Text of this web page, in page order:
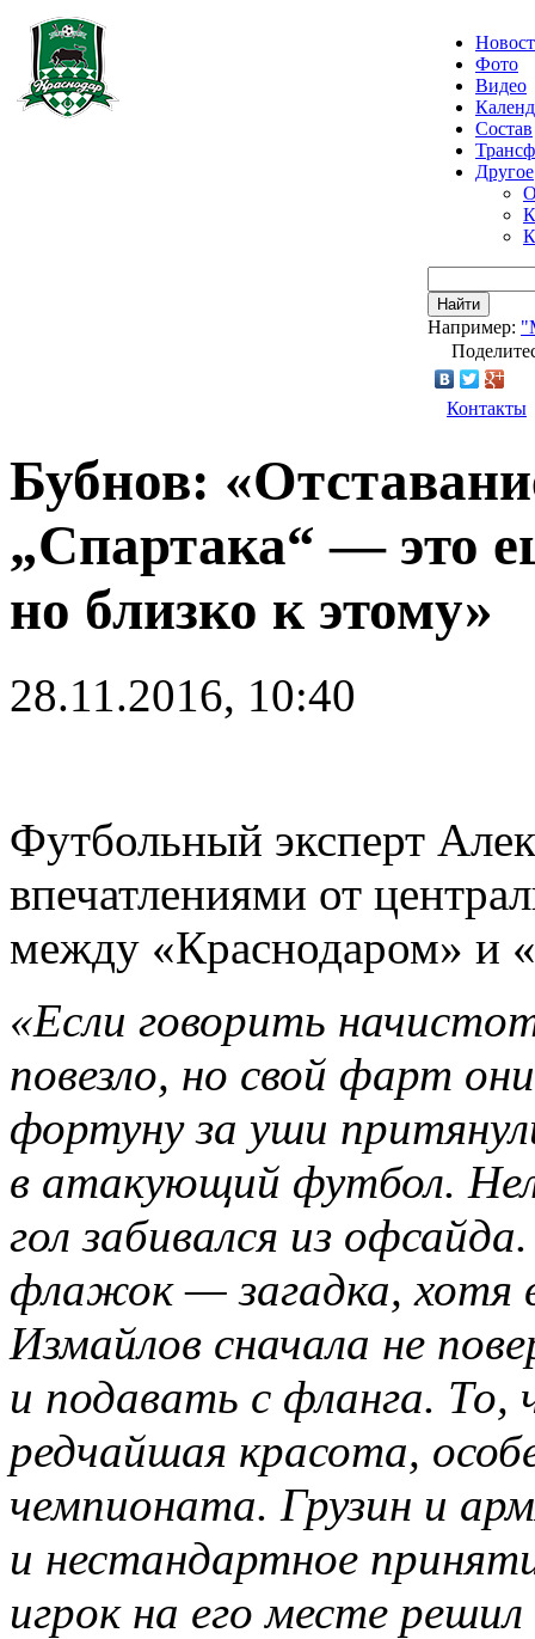
Фото
Видео
Состав
Другое
Найти
Например:
Контакты
Бубнов:
„Спартака“ — это
но близко к этому»
28.11.2016, 10:40
Футбольный эксперт
впечатлениями от
между «Краснодаром» и
«Если говорить
повезло, но свой фарт
фортуну за уши
в атакующий футбол.
гол забивался из
флажок — загадка, хотя
Измайлов сначала не
и подавать с фланга.
редчайшая красота,
чемпионата. Грузин и
и нестандартное
игрок на его месте